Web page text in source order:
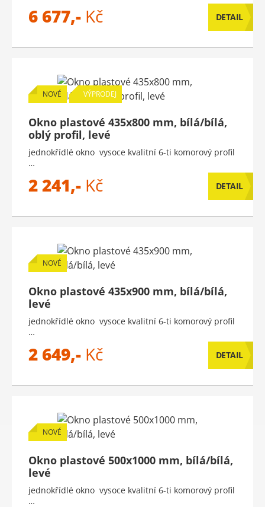
6 677,- Kč DETAIL
NOVÉ VÝPRODEJ
Okno plastové 435x800 mm, bílá/bílá,
oblý profil, levé
jednokřídlé okno vysoce kvalitní 6-ti komorový profil
…
2 241,- Kč DETAIL
NOVÉ
Okno plastové 435x900 mm, bílá/bílá,
levé
jednokřídlé okno vysoce kvalitní 6-ti komorový profil
…
2 649,- Kč DETAIL
NOVÉ
Okno plastové 500x1000 mm, bílá/bílá,
levé
jednokřídlé okno vysoce kvalitní 6-ti komorový profil
…